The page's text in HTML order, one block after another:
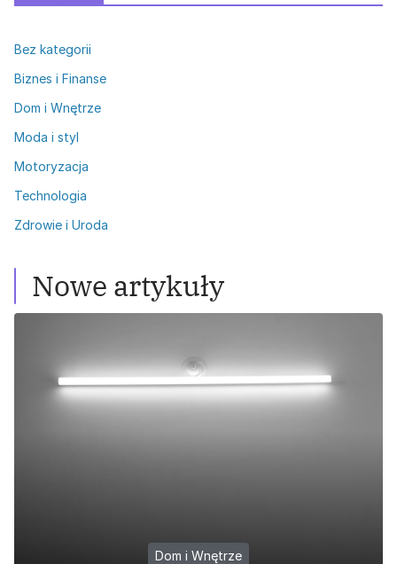
Bez kategorii
Biznes i Finanse
Dom i Wnętrze
Moda i styl
Motoryzacja
Technologia
Zdrowie i Uroda
Nowe artykuły
Dom i Wnętrze